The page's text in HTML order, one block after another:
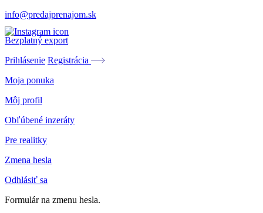
info@predajprenajom.sk
Bezplatný export
Prihlásenie Registrácia
Moja ponuka
Môj profil
Obľúbené inzeráty
Pre realitky
Zmena hesla
Odhlásiť sa
Formulár na zmenu hesla.